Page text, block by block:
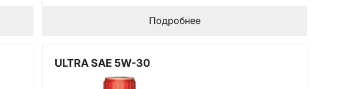
Подробнее
ULTRA SAE 5W-30